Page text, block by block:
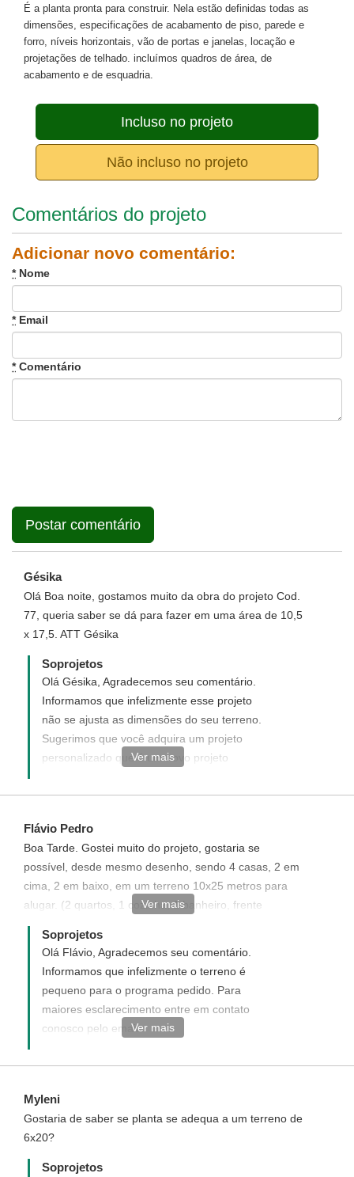
É a planta pronta para construir. Nela estão definidas todas as
dimensões, especificações de acabamento de piso, parede e
forro, níveis horizontais, vão de portas e janelas, locação e
projetações de telhado. incluímos quadros de área, de
acabamento e de esquadria.
Incluso no projeto
Não incluso no projeto
Comentários do projeto
Adicionar novo comentário:
*Nome
*Email
*Comentário
Gésika
Olá Boa noite, gostamos muito da obra do projeto Cod.
77, queria saber se dá para fazer em uma área de 10,5
x 17,5. ATT Gésika
Soprojetos
Olá Gésika, Agradecemos seu comentário.
Informamos que infelizmente esse projeto
não se ajusta as dimensões do seu terreno.
Sugerimos que você adquira um projeto
personalizado que é um novo projeto
link abaixo e veja como funciona e como
http://www.soprojetos.com.br/personalizado
Ver mais
Flávio Pedro
Boa Tarde. Gostei muito do projeto, gostaria se
possível, desde mesmo desenho, sendo 4 casas, 2 em
cima, 2 em baixo, em um terreno 10x25 metros para
alugar. (2 quartos, 1 cozinha, 1 banheiro, frente
garagem até 4 carros, se possível)
Ver mais
Soprojetos
Olá Flávio, Agradecemos seu comentário.
Informamos que infelizmente o terreno é
pequeno para o programa pedido. Para
maiores esclarecimento entre em contato
conosco pelo email
telefone (93)3523-2115 ou 3522-3481.
Ver mais
Myleni
Gostaria de saber se planta se adequa a um terreno de
6x20?
Soprojetos